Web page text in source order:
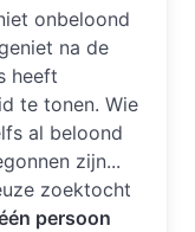
onbeloond
na de
heeft
te tonen. Wie
al beloond
zijn...
zoektocht
persoon